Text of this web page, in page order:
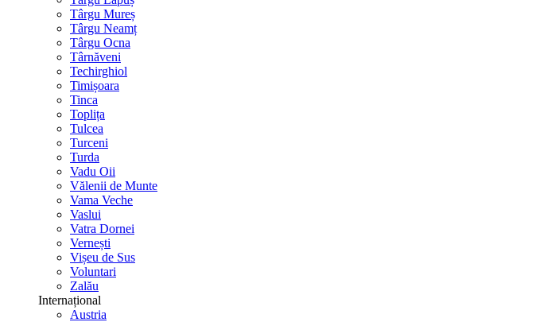
Târgu Mureș
Târgu Neamț
Târgu Ocna
Târnăveni
Techirghiol
Timișoara
Tinca
Toplița
Tulcea
Turceni
Turda
Vadu Oii
Vălenii de Munte
Vama Veche
Vaslui
Vatra Dornei
Vernești
Vișeu de Sus
Voluntari
Zalău
Internațional
Austria